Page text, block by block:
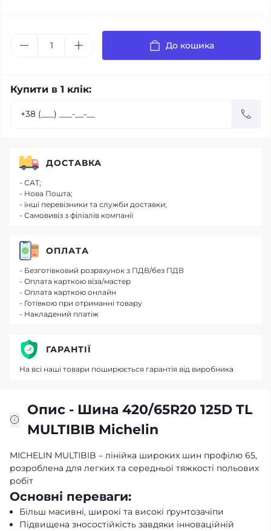
До кошика
Купити в 1 клік:
Опис - Шина 420/65R20 125D TL
MULTIBIB Michelin
MICHELIN MULTIBIB – лінійка широких шин профілю 65,
розроблена для легких та середньої тяжкості польових
робіт
Основні переваги:
Більш масивні, широкі та високі ґрунтозачіпи
Підвищена зносостійкість завдяки інноваційній
ДОСТАВКА
- САТ;
- Нова Пошта;
- інші перевізники та служби доставки;
- Самовивіз з філіалів компанії
ОПЛАТА
- Безготівковий розрахунок з ПДВ/без ПДВ
- Оплата карткою віза/мастер
- Оплата карткою онлайн
- Готівкою при отриманні товару
- Накладений платіж
ГАРАНТІЇ
На всі наші товари поширюється гарантія від виробника